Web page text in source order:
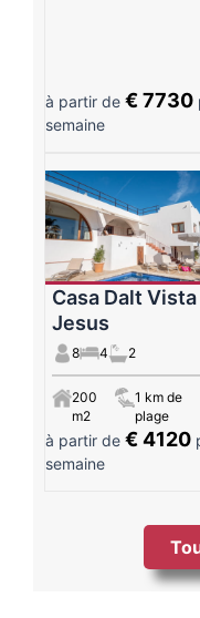
à partir de € 7730
semaine
Casa Dalt Vista |
Jesus
8 4 2
200
m2
1 km de
plage
à partir de € 4120
semaine